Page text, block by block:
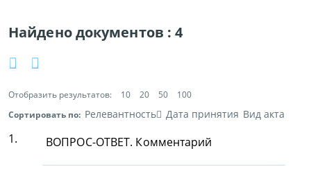
Найдено документов :4
Отобразить результатов: 10 20 50
100
Сортировать по: Релевантность Дата принятия Вид акта
1. ВОПРОС-ОТВЕТ. Комментарий